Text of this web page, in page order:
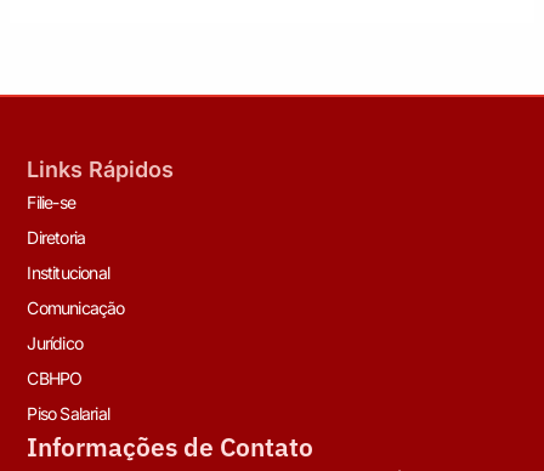
Links Rápidos
Filie-se
Diretoria
Institucional
Comunicação
Jurídico
CBHPO
Piso Salarial
Informações de Contato